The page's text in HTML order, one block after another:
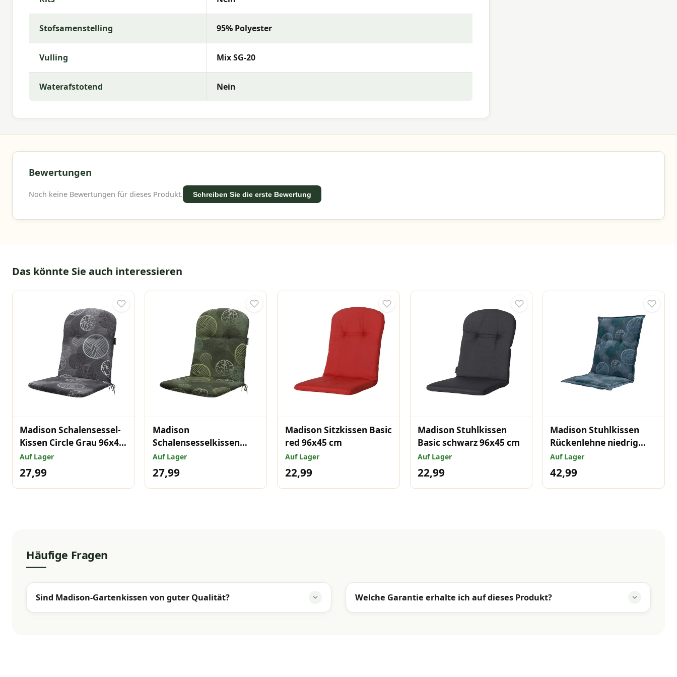
Stofsamenstelling 95% Polyester
Vulling Mix SG-20
Waterafstotend Nein
Bewertungen
Noch keine Bewertungen für dieses Produkt. Schreiben Sie die erste Bewertung
Das könnte Sie auch interessieren
Madison Schalensessel-
Kissen Circle Grau 96x45
cm
Auf Lager
27,99
Madison
Schalensesselkissen
Circle grün 96x45 cm
Auf Lager
27,99
Madison Sitzkissen Basic
red 96x45 cm
Auf Lager
22,99
Madison Stuhlkissen
Basic schwarz 96x45 cm
Auf Lager
22,99
Madison Stuhlkissen
Rückenlehne niedrig
Circle blau 105x50 cm
Auf Lager
42,99
Häufige Fragen
Sind Madison-Gartenkissen von guter Qualität? Welche Garantie erhalte ich auf dieses Produkt?